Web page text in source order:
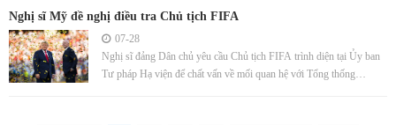
Nghị sĩ Mỹ đề nghị điều tra Chủ tịch FIFA
07-28
Nghị sĩ đảng Dân chủ yêu cầu Chủ tịch FIFA trình diện tại Ủy ban
Tư pháp Hạ viện để chất vấn về mối quan hệ với Tổng thống